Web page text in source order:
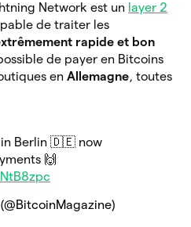
Network est un layer 2
de traiter les
rapide et bon
de payer en Bitcoins
en Allemagne, toutes
in Berlin 🇩🇪 now
🙌